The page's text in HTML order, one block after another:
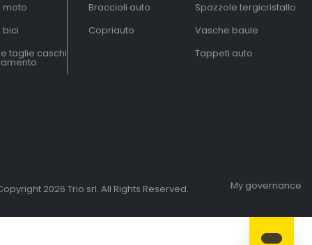
moto
bici
taglie caschi
Braccioli auto
Copriauto
Spazzole tergicristallo
Vasche baule
Tappeti auto
My governance
2026 Trio srl. All Rights Reserved.